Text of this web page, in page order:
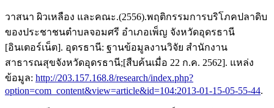
วาสนา ผิวเหลือง และคณะ.(2556).พฤติกรรมการบริโภคปลาดิบ
ของประชาชนตำบลจอมศรี อำเภอเพ็ญ จังหวัดอุดรธานี
[อินเตอร์เน็ต]. อุดรธานี: ฐานข้อมูลงานวิจัย สำนักงาน
สาธารณสุขจังหวัดอุดรธานี;[สืบค้นเมื่อ 22 ก.ค. 2562]. แหล่ง
ข้อมูล: http://203.157.168.8/research/index.php?
option=com_content&view=article&id=104:2013-01-15-05-55-44.